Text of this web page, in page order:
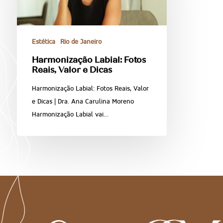
Estética Rio de Janeiro
Harmonização Labial: Fotos
Reais, Valor e Dicas
Harmonização Labial: Fotos Reais, Valor
e Dicas | Dra. Ana Carulina Moreno
Harmonização Labial vai…